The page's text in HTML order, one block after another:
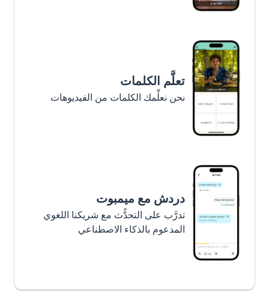
تعلَّم الكلمات
نحن نعلِّمك الكلمات من الفيديوهات
دردش مع ميمبوت
تدرَّب على التحدُّث مع شريكنا اللغوي
المدعوم بالذكاء الاصطناعي